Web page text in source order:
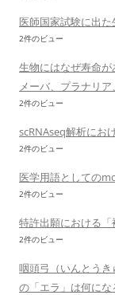
医師国家試験に出た
2件のビュー
生物にはなぜ寿命
メーバ、プラナリ
2件のビュー
scRNAseq解析にお
2件のビュー
医学用語としての
2件のビュー
特許出願における
2件のビュー
咽頭弓（いんとう
の「エラ」は何にな